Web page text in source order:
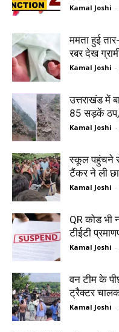
Kamal Joshi -
ममता हुई
रबर देख
Kamal Joshi -
उत्तराखंड में
85 सड़कें
Kamal Joshi -
स्कूल पहुंचने
टैंकर ने ली
Kamal Joshi -
QR कोड भी
टीईटी
Kamal Joshi -
वन टीम के
ट्रैक्टर
Kamal Joshi -